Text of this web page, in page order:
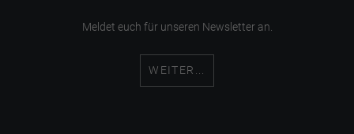
Meldet euch für unseren Newsletter an.
WEITER...